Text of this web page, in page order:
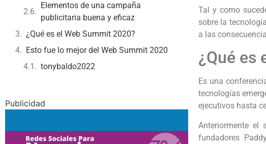
Elementos de una campaña
publicitaria buena y eficaz
¿Qué es el Web Summit 2020?
Esto fue lo mejor del Web Summit 2020
tonybaldo2022
Publicidad
Tal y como
sobre la
a las
¿Qué es
Es una
tecnologías
ejecutivos hasta
Anteriormente
fundadores